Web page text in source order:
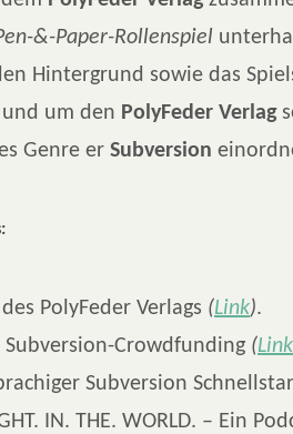
&-Paper-Rollenspiel
Hintergrund sowie das
um den PolyFeder Verlag
Genre er Subversion
PolyFeder Verlags (Link).
Subversion-Crowdfunding (Link
Subversion
IN. THE. WORLD. – Ein